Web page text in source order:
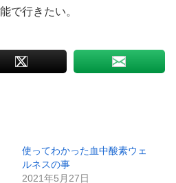
で行きたい。
使ってわかった血中酸素ウェ
ルネスの事
2021年5月27日